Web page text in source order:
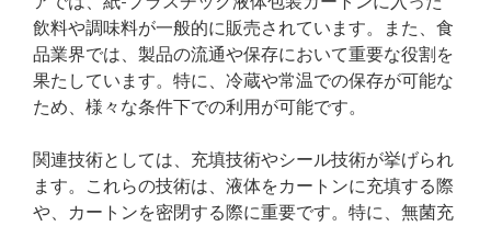
飲料や調味料が一般的に販売されています。また、食
品業界では、製品の流通や保存において重要な役割を
果たしています。特に、冷蔵や常温での保存が可能な
ため、様々な条件下での利用が可能です。
関連技術としては、充填技術やシール技術が挙げられ
ます。これらの技術は、液体をカートンに充填する際
や、カートンを密閉する際に重要です。特に、無菌充